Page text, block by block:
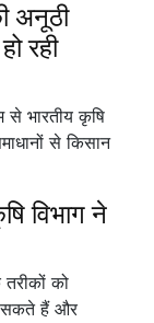
अनूठी
रही
भारतीय कृषि
से किसान
विभाग ने
तरीकों को
सकते हैं और